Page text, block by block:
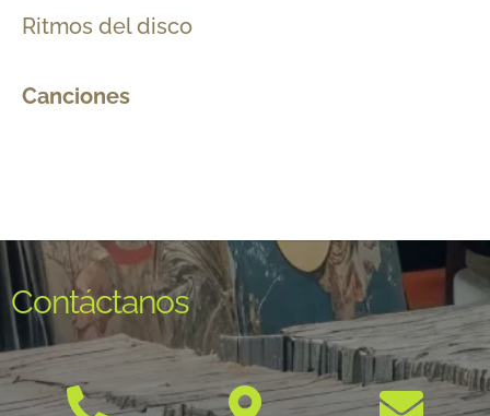
Ritmos del disco
Canciones
Contáctanos